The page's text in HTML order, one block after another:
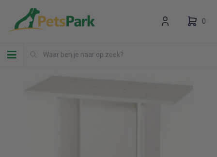
Toggle navigation
0